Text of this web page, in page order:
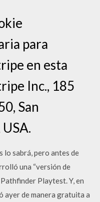
para
en esta
Inc., 185
San
lo sabrá, pero antes de
una “versión de
Playtest. Y, en
ayer de manera gratuita a